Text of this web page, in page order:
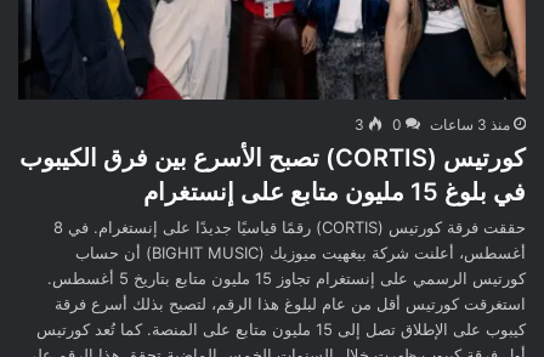
منذ 3 ساعات 0
3
كورتيس (CORTIS) تصبح الأسرع بين فرق الكيبوب
في بلوغ 15 مليون متابع على إنستغرام
حققت فرقة كورتيس (CORTIS) رقمًا قياسيًا جديدًا على إنستغرام. في 8
أغسطس، أعلنت شركة بيغهيت ميوزيك (BIGHIT MUSIC) أن حساب
كورتيس الرسمي على إنستغرام تجاوز 15 مليون متابع بتاريخ 5 أغسطس.
استغرقت كورتيس أقل من عام لبلوغ هذا الرقم، لتصبح بذلك أسرع فرقة
كيبوب على الإطلاق تصل إلى 15 مليون متابع على المنصة. كما تُعد كورتيس